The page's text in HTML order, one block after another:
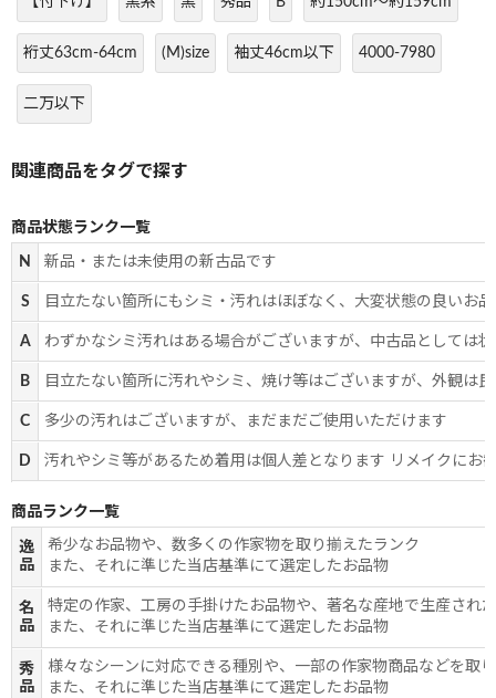
裄丈63cm-64cm (M)size 袖丈46cm以下 4000-7980
二万以下
商品状態ランク一覧
N 新品・または未使用の新古品です
S 目立たない箇所にもシミ・汚れはほぼなく、大変状態の良いお
A わずかなシミ汚れはある場合がございますが、中古品としては
B 目立たない箇所に汚れやシミ、焼け等はございますが、外観は
C 多少の汚れはございますが、まだまだご使用いただけます
D 汚れやシミ等があるため着用は個人差となります リメイクにお
商品ランク一覧
逸
品
希少なお品物や、数多くの作家物を取り揃えたランク
また、それに準じた当店基準にて選定したお品物
名
品
特定の作家、工房の手掛けたお品物や、著名な産地で生産され
また、それに準じた当店基準にて選定したお品物
秀
品
様々なシーンに対応できる種別や、一部の作家物商品などを取
また、それに準じた当店基準にて選定したお品物